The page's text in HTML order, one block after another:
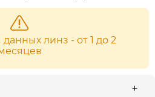
линз - от 1 до 2